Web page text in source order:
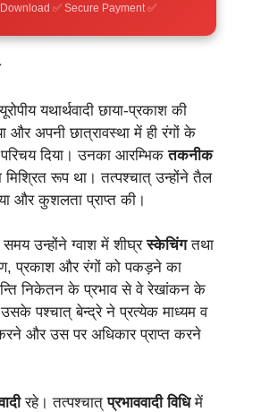
✅ Secure Payment ✅
यथार्थवादी छाया-प्रकाश की
और अपनी छात्रावस्था में ही रंगों के
दिया। उनका आरम्भिकतकनीक
रूप था। तत्पश्चात् उन्होंने तैल
और कुशलता प्राप्त की।
समय उन्होंने ग्वाश में शीघ्रस्केचिंगतथा
प्रकाश और रंगों को पकड़ने का
निकेतन के प्रभाव से वे रेखांकन के
पश्चात् बेन्द्रे ने प्रत्येक माध्यम व
और उस पर अधिकार प्राप्त करने
रहे। तत्पश्चात्प्रभाववादी विधिमें